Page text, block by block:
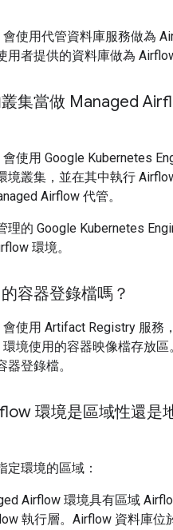
會使用代管資料庫服務做為
用者提供的資料庫做為
集當做 Managed
使用 Google Kubernetes
境叢集，並在其中執行
Airflow 代管。
的 Google Kubernetes
環境。
容器登錄檔嗎？
會使用 Artifact Registry 服務
環境使用的容器映像檔存放區
登錄檔。
環境是區域性還是
定環境的區域：
Airflow 環境具有區域
執行層。Airflow 資料庫位